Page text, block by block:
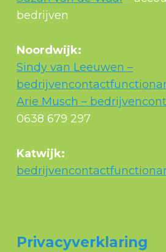
bedrijven
Noordwijk:
Sindy van Leeuwen –
Arie Musch –
0638 679 297
Katwijk:
Privacyverklaring